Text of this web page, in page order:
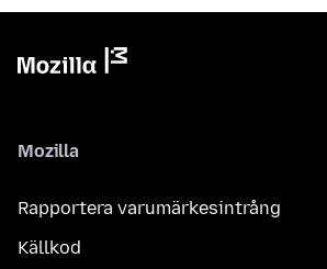
Mozilla
Rapportera varumärkesintrång
Källkod